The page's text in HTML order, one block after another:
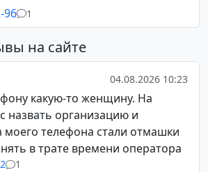
96 1
на сайте
04.08.2026 10:23
какую-то женщину. На
назвать организацию и
моего телефона стали отмашки
в трате времени оператора
1